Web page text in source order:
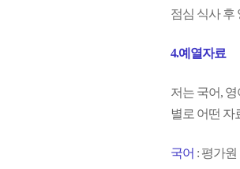
점심 식사 후
4.예열자료
저는 국어,
별로 어떤 자
국어 : 평가